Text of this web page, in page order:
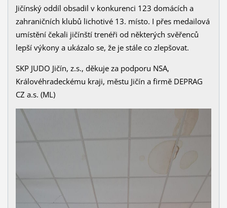
Jičínský oddíl obsadil v konkurenci 123 domácích a
zahraničních klubů lichotivé 13. místo. I přes medailová
umístění čekali jičínští trenéři od některých svěřenců
lepší výkony a ukázalo se, že je stále co zlepšovat.
SKP JUDO Jičín, z.s., děkuje za podporu NSA,
Královéhradeckému kraji, městu Jičín a firmě DEPRAG
CZ a.s. (ML)